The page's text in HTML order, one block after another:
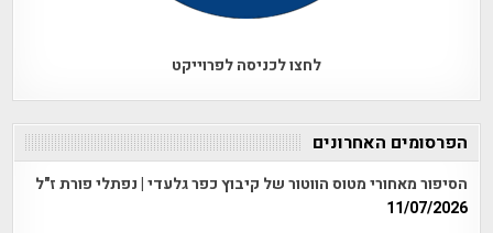
לחצו לכניסה לפרוייקט
הפרסומים האחרונים
הסיפור מאחורי מטוס הווטור של קיבוץ כפר גלעדי | נפתלי פורת ז"ל
11/07/2026